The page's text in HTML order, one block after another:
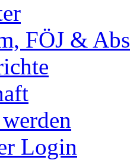
FÖJ &
Login